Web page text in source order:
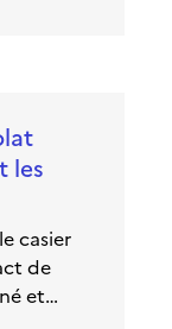
les
casier
de
et